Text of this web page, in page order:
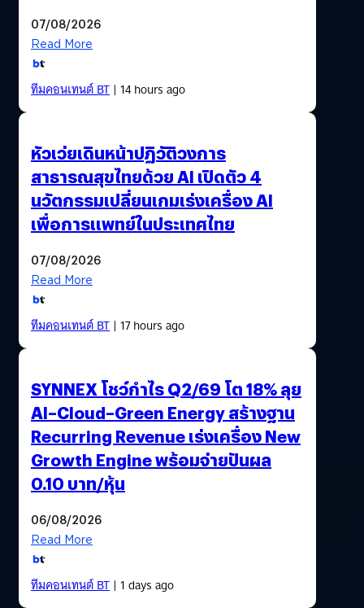
07/08/2026
Read More
ทีมคอนเทนต์ BT| 14 hours ago
หัวเว่ยเดินหน้าปฏิวัติวงการ
สาธารณสุขไทยด้วย AI เปิดตัว 4
นวัตกรรมเปลี่ยนเกมเร่งเครื่อง AI
เพื่อการแพทย์ในประเทศไทย
07/08/2026
Read More
ทีมคอนเทนต์ BT| 17 hours ago
SYNNEX โชว์กำไร Q2/69 โต 18% ลุย
AI–Cloud–Green Energy สร้างฐาน
Recurring Revenue เร่งเครื่อง New
Growth Engine พร้อมจ่ายปันผล
0.10 บาท/หุ้น
06/08/2026
Read More
ทีมคอนเทนต์ BT| 1 days ago